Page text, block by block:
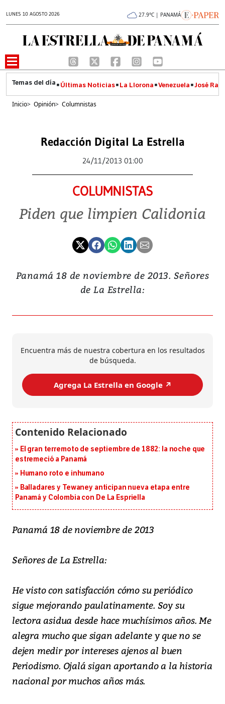
LUNES 10 AGOSTO 2026 27.9°C | PANAMÁ
Últimas Noticias La Llorona Venezuela José
Inicio> Opinión> Columnistas
Redacción Digital La Estrella
24/11/2013 01:00
COLUMNISTAS
Piden que limpien Calidonia
Panamá 18 de noviembre de 2013. Señores
de La Estrella:
Encuentra más de nuestra cobertura en los resultados
de búsqueda.
Agrega La Estrella en Google ↗️
El gran terremoto de septiembre de 1882: la noche que
estremeció a Panamá
Humano roto e inhumano
Balladares y Tewaney anticipan nueva etapa entre
Panamá y Colombia con De La Espriella
Panamá 18 de noviembre de 2013
Señores de La Estrella:
He visto con satisfacción cómo su periódico
sigue mejorando paulatinamente. Soy su
lectora asidua desde hace muchísimos años. Me
alegra mucho que sigan adelante y que no se
dejen medir por intereses ajenos al buen
Periodismo. Ojalá sigan aportando a la historia
nacional por muchos años más.